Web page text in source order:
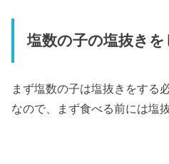
塩数の子の塩抜きを
まず塩数の子は塩抜きをする
なので、まず食べる前には塩